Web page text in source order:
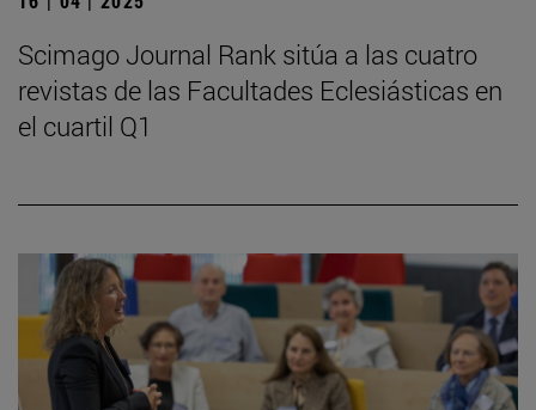
Scimago Journal Rank sitúa a las cuatro
revistas de las Facultades Eclesiásticas en
el cuartil Q1